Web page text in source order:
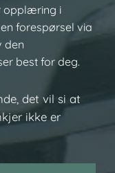
opplæring i
forespørsel via
den
best for deg.
det vil si at
ikke er